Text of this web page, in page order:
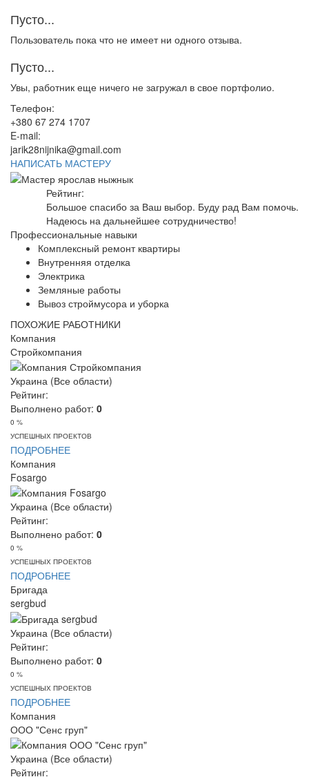
Пусто...
Пользователь пока что не имеет ни одного отзыва.
Пусто...
Увы, работник еще ничего не загружал в свое портфолио.
Телефон:
+380 67 274 1707
E-mail:
jarik28nijnika@gmail.com
НАПИСАТЬ МАСТЕРУ
Рейтинг:
Большое спасибо за Ваш выбор. Буду рад Вам помочь.
Надеюсь на дальнейшее сотрудничество!
Профессиональные навыки
Комплексный ремонт квартиры
Внутренняя отделка
Электрика
Земляные работы
Вывоз строймусора и уборка
ПОХОЖИЕ РАБОТНИКИ
Компания
Стройкомпания
Украина (Все области)
Рейтинг:
Выполнено работ: 0
0 %
УСПЕШНЫХ ПРОЕКТОВ
ПОДРОБНЕЕ
Компания
Fosargo
Украина (Все области)
Рейтинг:
Выполнено работ: 0
0 %
УСПЕШНЫХ ПРОЕКТОВ
ПОДРОБНЕЕ
Бригада
sergbud
Украина (Все области)
Рейтинг:
Выполнено работ: 0
0 %
УСПЕШНЫХ ПРОЕКТОВ
ПОДРОБНЕЕ
Компания
ООО "Сенс груп"
Украина (Все области)
Рейтинг: